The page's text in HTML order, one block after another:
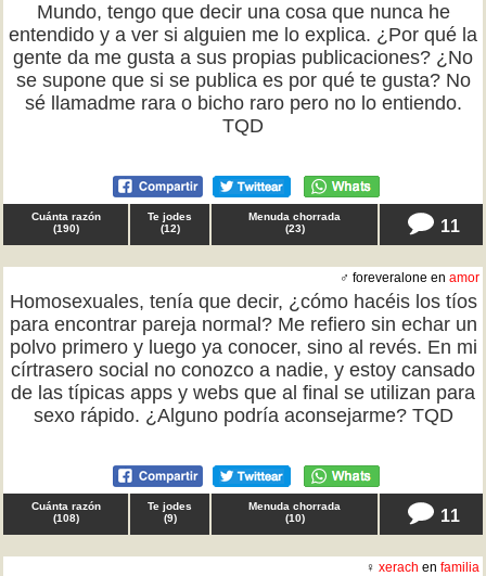
Mundo, tengo que decir una cosa que nunca he
entendido y a ver si alguien me lo explica. ¿Por qué la
gente da me gusta a sus propias publicaciones? ¿No
se supone que si se publica es por qué te gusta? No
sé llamadme rara o bicho raro pero no lo entiendo.
TQD
Cuánta razón
(190)
Te jodes
(12)
Menuda chorrada
(23) 11
♂ foreveralone en amor
Homosexuales, tenía que decir, ¿cómo hacéis los tíos
para encontrar pareja normal? Me refiero sin echar un
polvo primero y luego ya conocer, sino al revés. En mi
círtrasero social no conozco a nadie, y estoy cansado
de las típicas apps y webs que al final se utilizan para
sexo rápido. ¿Alguno podría aconsejarme? TQD
Cuánta razón
(108)
Te jodes
(9)
Menuda chorrada
(10) 11
♀ xerach en familia